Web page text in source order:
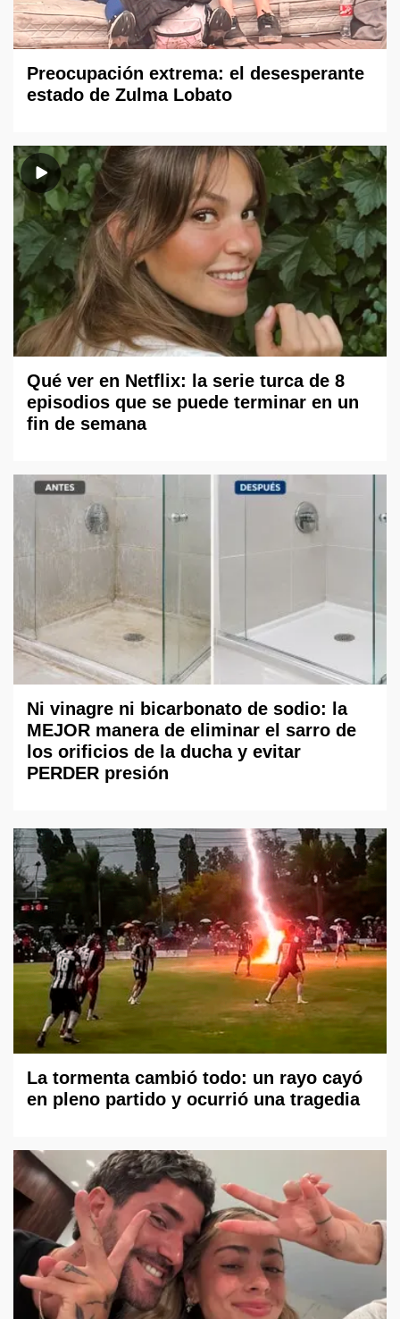
Preocupación extrema: el desesperante
estado de Zulma Lobato
Qué ver en Netflix: la serie turca de 8
episodios que se puede terminar en un
fin de semana
Ni vinagre ni bicarbonato de sodio: la
MEJOR manera de eliminar el sarro de
los orificios de la ducha y evitar
PERDER presión
La tormenta cambió todo: un rayo cayó
en pleno partido y ocurrió una tragedia